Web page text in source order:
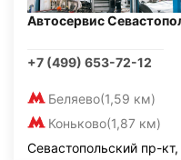
Автосервис
+7 (499) 653-72-12
Беляево(1,59 км)
Коньково(1,87 км)
Севастопольский пр-